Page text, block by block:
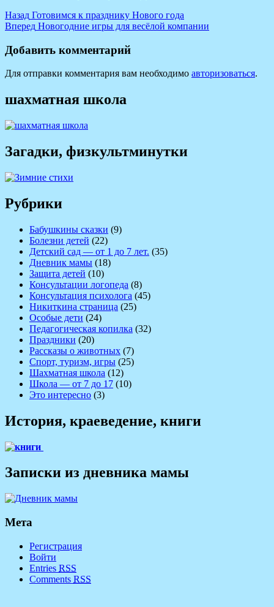
Навигация
по
записям
Назад Предыдущая
запись:
Готовимся к празднику Нового года
Вперед Следующая
Новогодние игры для весёлой компании
Добавить комментарий
Для отправки комментария вам необходимо авторизоваться.
шахматная школа
Загадки, физкультминутки
Рубрики
Бабушкины сказки (9)
Болезни детей (22)
Детский сад — от 1 до 7 лет. (35)
Дневник мамы (18)
Защита детей (10)
Консультации логопеда (8)
Консультация психолога (45)
Никиткина страница (25)
Особые дети (24)
Педагогическая копилка (32)
Праздники (20)
Рассказы о животных (7)
Спорт, туризм, игры (25)
Шахматная школа (12)
Школа — от 7 до 17 (10)
Это интересно (3)
История, краеведение, книги
Записки из дневника мамы
Мета
Регистрация
Войти
Entries RSS
Comments RSS